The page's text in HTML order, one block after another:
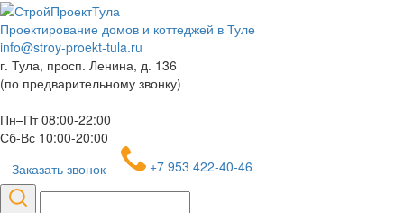
Проектирование домов и коттеджей в Туле
info@stroy-proekt-tula.ru
г. Тула, просп. Ленина, д. 136
(по предварительному звонку)
Пн–Пт 08:00-22:00
Сб-Вс 10:00-20:00
Заказать звонок
+7 953 422-40-46